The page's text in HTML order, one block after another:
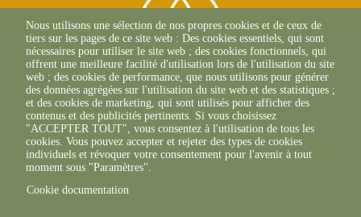
2 Allée Du Lazio
69800 SAINT-PRIEST
+33(0)4 37 43 40 70
Nous utilisons une sélection de nos propres cookies et de ceux de
tiers sur les pages de ce site web : Des cookies essentiels, qui sont
nécessaires pour utiliser le site web ; des cookies fonctionnels, qui
offrent une meilleure facilité d'utilisation lors de l'utilisation du site
web ; des cookies de performance, que nous utilisons pour générer
des données agrégées sur l'utilisation du site web et des statistiques ;
et des cookies de marketing, qui sont utilisés pour afficher des
contenus et des publicités pertinents. Si vous choisissez
"ACCEPTER TOUT", vous consentez à l'utilisation de tous les
cookies. Vous pouvez accepter et rejeter des types de cookies
individuels et révoquer votre consentement pour l'avenir à tout
moment sous "Paramètres".
Cookie documentation